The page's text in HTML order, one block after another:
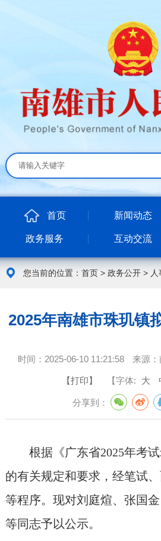
首页 新闻动态
政务服务 互动交流
您当前的位置： 首页> 政务公开>
2025年南雄市珠玑镇
时间： 2025-06-10 11:21:58 来源：
【打印】 【字体: 大
分享到：
根据《广东省2025年考试
的有关规定和要求，经笔试
等程序。现对刘庭煊、张国
等同志予以公示。